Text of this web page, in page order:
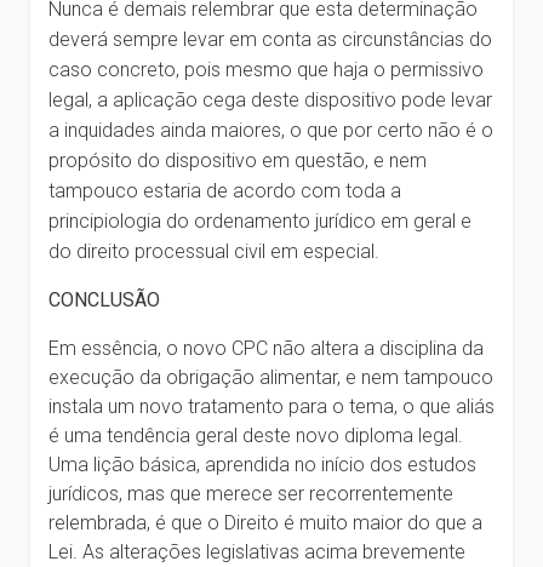
Nunca é demais relembrar que esta determinação
deverá sempre levar em conta as circunstâncias do
caso concreto, pois mesmo que haja o permissivo
legal, a aplicação cega deste dispositivo pode levar
a inquidades ainda maiores, o que por certo não é o
propósito do dispositivo em questão, e nem
tampouco estaria de acordo com toda a
principiologia do ordenamento jurídico em geral e
do direito processual civil em especial.
CONCLUSÃO
Em essência, o novo CPC não altera a disciplina da
execução da obrigação alimentar, e nem tampouco
instala um novo tratamento para o tema, o que aliás
é uma tendência geral deste novo diploma legal.
Uma lição básica, aprendida no início dos estudos
jurídicos, mas que merece ser recorrentemente
relembrada, é que o Direito é muito maior do que a
Lei. As alterações legislativas acima brevemente